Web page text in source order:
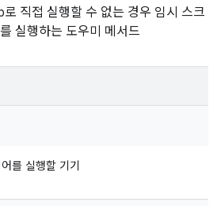
직접 실행할 수 없는 경우 임시 스크
실행하는 도우미 메서드
를 실행할 기기